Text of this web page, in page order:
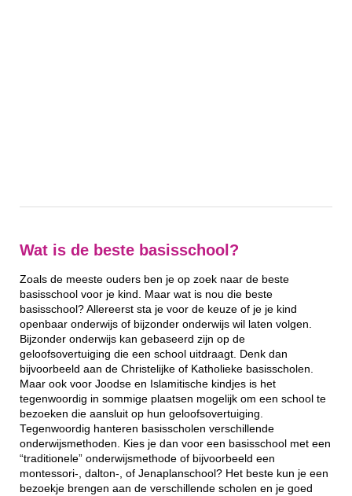
Wat is de beste basisschool?
Zoals de meeste ouders ben je op zoek naar de beste
basisschool voor je kind. Maar wat is nou die beste
basisschool? Allereerst sta je voor de keuze of je je kind
openbaar onderwijs of bijzonder onderwijs wil laten volgen.
Bijzonder onderwijs kan gebaseerd zijn op de
geloofsovertuiging die een school uitdraagt. Denk dan
bijvoorbeeld aan de Christelijke of Katholieke basisscholen.
Maar ook voor Joodse en Islamitische kindjes is het
tegenwoordig in sommige plaatsen mogelijk om een school te
bezoeken die aansluit op hun geloofsovertuiging.
Tegenwoordig hanteren basisscholen verschillende
onderwijsmethoden. Kies je dan voor een basisschool met een
“traditionele” onderwijsmethode of bijvoorbeeld een
montessori-, dalton-, of Jenaplanschool? Het beste kun je een
bezoekje brengen aan de verschillende scholen en je goed